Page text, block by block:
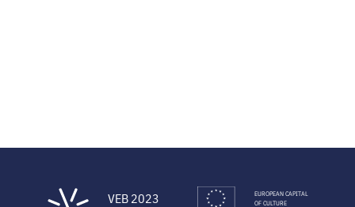
VEB 2023
EUROPEAN CAPITAL
OF CULTURE